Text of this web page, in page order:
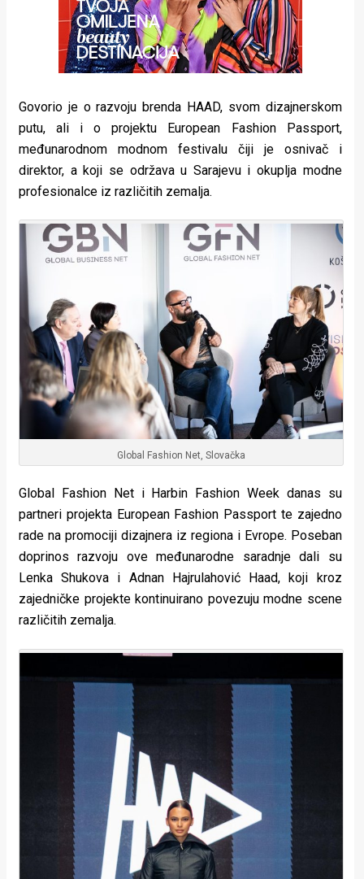
Magazin
Govorio je o razvoju brenda HAAD, svom dizajnerskom
putu, ali i o projektu European Fashion Passport,
međunarodnom modnom festivalu čiji je osnivač i
direktor, a koji se održava u Sarajevu i okuplja modne
profesionalce iz različitih zemalja.
Global Fashion Net, Slovačka
Global Fashion Net i Harbin Fashion Week danas su
partneri projekta European Fashion Passport te zajedno
rade na promociji dizajnera iz regiona i Evrope. Poseban
doprinos razvoju ove međunarodne saradnje dali su
Lenka Shukova i Adnan Hajrulahović Haad, koji kroz
zajedničke projekte kontinuirano povezuju modne scene
različitih zemalja.